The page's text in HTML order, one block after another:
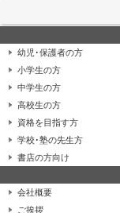
幼児･保護者の方
小学生の方
中学生の方
高校生の方
資格を目指す方
学校･塾の先生方
書店の方向け
会社概要
ご挨拶